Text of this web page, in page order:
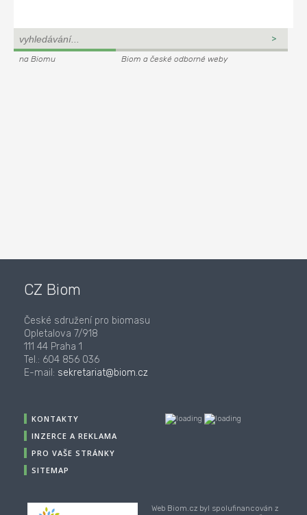
na Biomu Biom a české odborné weby
CZ Biom
České sdružení pro biomasu
Opletalova 7/918
111 44 Praha 1
Tel.: 604 856 036
E-mail: sekretariat@biom.cz
KONTAKTY
INZERCE A REKLAMA
PRO VAŠE STRÁNKY
SITEMAP
Web Biom.cz byl spolufinancován z